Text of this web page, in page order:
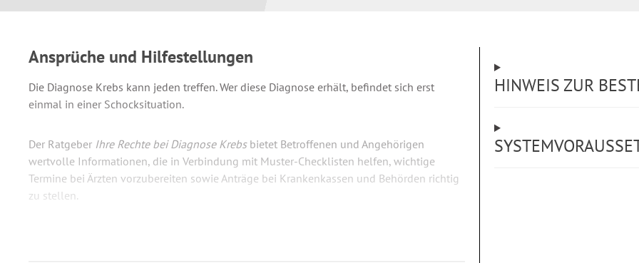
Ansprüche und Hilfestellungen
Die Diagnose Krebs kann jeden treffen. Wer diese Diagnose erhält, befindet sich erst
einmal in einer Schocksituation.
Der Ratgeber Ihre Rechte bei Diagnose Krebsbietet Betroffenen und Angehörigen
wertvolle Informationen, die in Verbindung mit Muster-Checklisten helfen, wichtige
Termine bei Ärzten vorzubereiten sowie Anträge bei Krankenkassen und Behörden richtig
zu stellen.
HINWEIS ZUR